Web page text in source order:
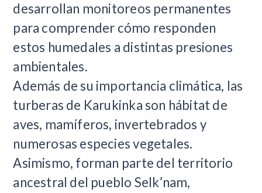
desarrollan monitoreos permanentes
para comprender cómo responden
estos humedales a distintas presiones
ambientales.
Además de su importancia climática, las
turberas de Karukinka son hábitat de
aves, mamíferos, invertebrados y
numerosas especies vegetales.
Asimismo, forman parte del territorio
ancestral del pueblo Selk’nam,